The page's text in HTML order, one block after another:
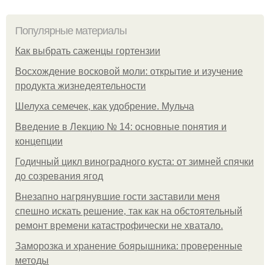
Популярные материалы
Как выбрать саженцы гортензии
Восхождение восковой моли: открытие и изучение
продукта жизнедеятельности
Шелуха семечек, как удобрение. Мульча
Введение в Лекцию № 14: основные понятия и
концепции
Годичный цикл виноградного куста: от зимней спячки
до созревания ягод
Внезапно нагрянувшие гости заставили меня
спешно искать решение, так как на обстоятельный
ремонт времени катастрофически не хватало.
Заморозка и хранение боярышника: проверенные
методы